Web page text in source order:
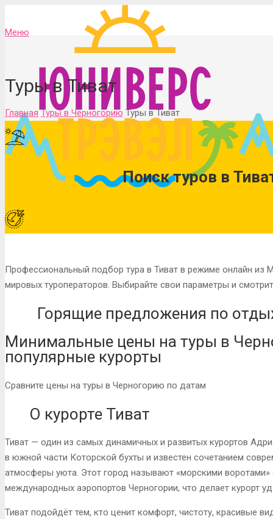
Меню
Туры в Тиват
Главная Туры в Черногорию Туры в Тиват
Поиск туров в
Профессиональный подбор тура в Тиват в режиме онлайн
мировых туроператоров. Выбирайте свои параметры и
Горящие предложения по
Минимальные цены на туры в
популярные курорты
Сравните цены на туры в Черногорию по датам
О курорте Тиват
Тиват — один из самых динамичных и развитых курортов
в южной части Которской бухты и известен сочетанием
атмосферы уюта. Этот город называют «морскими
международных аэропортов Черногории, что делает курорт
Тиват подойдёт тем, кто ценит комфорт, чистоту, красивые